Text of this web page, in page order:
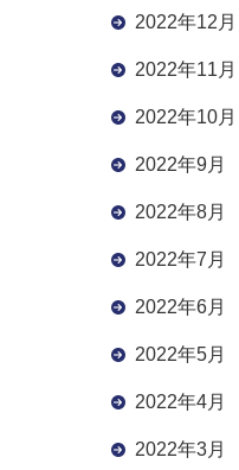
2022年12月
2022年11月
2022年10月
2022年9月
2022年8月
2022年7月
2022年6月
2022年5月
2022年4月
2022年3月